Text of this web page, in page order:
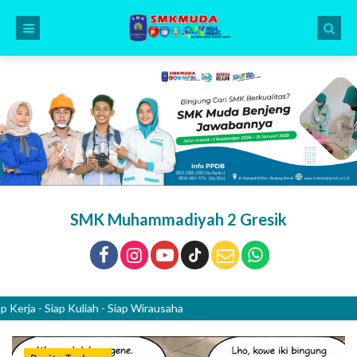
SMK Muhammadiyah 2 Gresik
Siap Kuliah - Siap Wirausaha